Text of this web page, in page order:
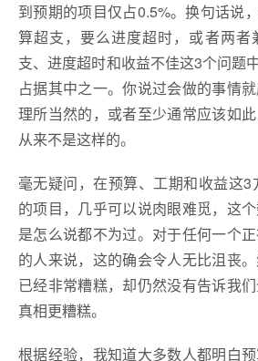
到预期的项目仅占0.5%。换句话说
算超支，要么进度超时，或者两者
支、进度超时和收益不佳这3个问题
占据其中之一。你说过会做的事情
理所当然的，或者至少通常应该如
从来不是这样的。
毫无疑问，在预算、工期和收益这
的项目，几乎可以说肉眼难觅，这
是怎么说都不为过。对于任何一个
的人来说，这的确会令人无比沮丧
已经非常糟糕，却仍然没有告诉我
真相更糟糕。
根据经验，我知道大多数人都明白